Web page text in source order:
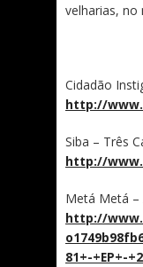
velharias, no
Cidadão
http://
Siba – Três
http://
Metá Metá
http://
81+-+EP+-